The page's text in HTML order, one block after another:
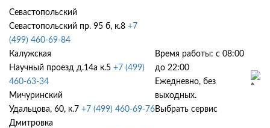
Севастопольский
Севастопольский пр. 95 б, к.8 +7
(499) 460-69-84
Калужская
Научный проезд д.14а к.5 +7 (499)
460-63-34
Мичуринский
Удальцова, 60, к.7 +7 (499) 460-69-76
Дмитровка
Время работы: с 08:00
до 22:00
Ежедневно, без
выходных.
Выбрать сервис